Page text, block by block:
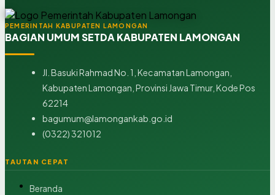
PEMERINTAH KABUPATEN LAMONGAN
BAGIAN UMUM SETDA KABUPATEN LAMONGAN
Jl. Basuki Rahmad No. 1, Kecamatan Lamongan,
Kabupaten Lamongan, Provinsi Jawa Timur, Kode Pos
62214
bagumum@lamongankab.go.id
(0322) 321012
TAUTAN CEPAT
Beranda